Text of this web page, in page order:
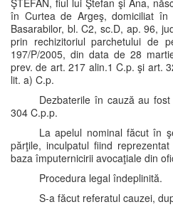
ŞTEFAN, fiul lui Ştefan şi Ana,
în Curtea de Argeş, domiciliat în
Basarabilor, bl. C2, sc.D, ap. 96,
prin rechizitoriul parchetului de
197/P/2005, din data de 28
prev. de art. 217 alin.1 C.p. şi art.
lit. a) C.p.
Dezbaterile în cauză au
304 C.p.p.
La apelul nominal făcut în
părţile, inculpatul fiind
baza împuternicirii avocaţiale din
Procedura legal îndeplinită.
S-a făcut referatul cauzei,